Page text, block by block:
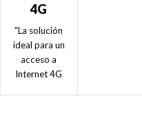
4G
Connect
Pro
Internet
a bordo
"La solución
ideal para un
acceso a
Internet 4G